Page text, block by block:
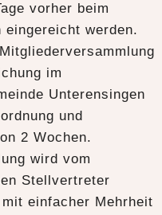
vorher beim
werden.
im
Unterensingen
und
2 Wochen.
wird vom
Stellvertreter
einfacher Mehrheit